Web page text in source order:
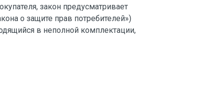
закон предусматривает
о защите прав потребителей»)
в неполной комплектации,